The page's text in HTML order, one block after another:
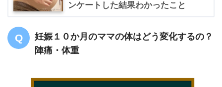
ンケートした結果わかったこと
妊娠１０か月のママの体はどう変化するの？
陣痛・体重